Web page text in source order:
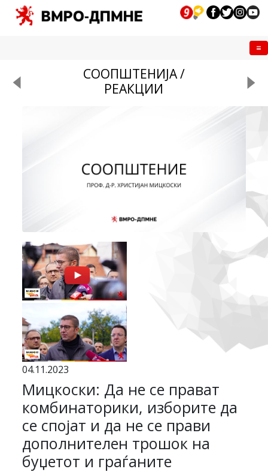
СООПШТЕНИЈА /
РЕАКЦИИ
04.11.2023
Мицкоски: Да не се прават
комбинаторики, изборите да
се спојат и да не се прави
дополнителен трошок на
буџетот и граѓаните